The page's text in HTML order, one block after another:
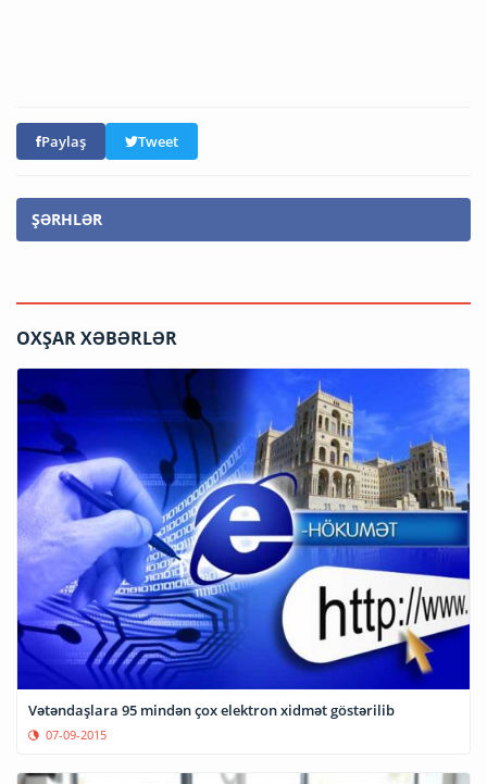
Paylaş Tweet
ŞƏRHLƏR
OXŞAR XƏBƏRLƏR
Vətəndaşlara 95 mindən çox elektron xidmət göstərilib
07-09-2015